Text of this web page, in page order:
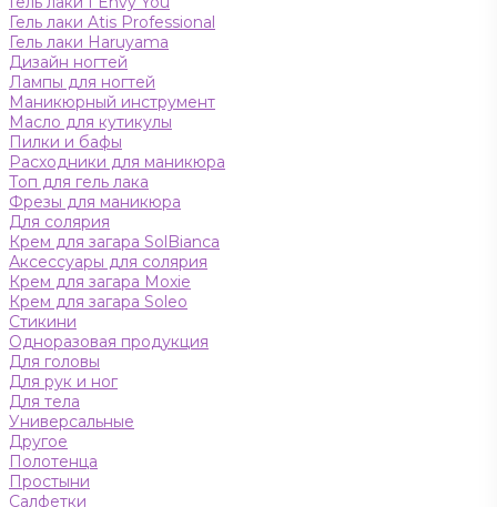
Гель лаки Atis Professional
Гель лаки Haruyama
Дизайн ногтей
Лампы для ногтей
Маникюрный инструмент
Масло для кутикулы
Пилки и бафы
Расходники для маникюра
Топ для гель лака
Фрезы для маникюра
Для солярия
Крем для загара SolBianca
Аксессуары для солярия
Крем для загара Moxie
Крем для загара Soleo
Стикини
Одноразовая продукция
Для головы
Для рук и ног
Для тела
Универсальные
Другое
Полотенца
Простыни
Салфетки